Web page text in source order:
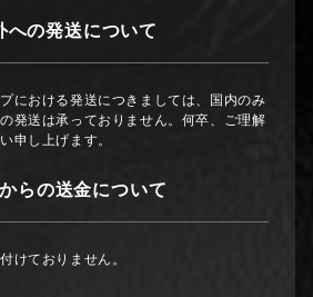
への発送について
における発送につきましては、国内のみ
発送は承っておりません。何卒、ご理解
申し上げます。
らの送金について
けておりません。